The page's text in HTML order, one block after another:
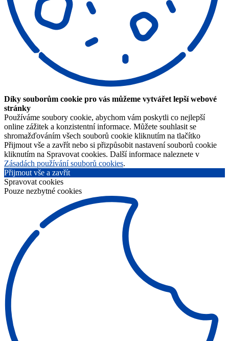
Díky souborům cookie pro vás můžeme vytvářet lepší webové
stránky
Používáme soubory cookie, abychom vám poskytli co nejlepší
online zážitek a konzistentní informace. Můžete souhlasit se
shromažďováním všech souborů cookie kliknutím na tlačítko
Přijmout vše a zavřít nebo si přizpůsobit nastavení souborů cookie
kliknutím na Spravovat cookies. Další informace naleznete v
Zásadách používání souborů cookies.
Přijmout vše a zavřít
Spravovat cookies
Pouze nezbytné cookies